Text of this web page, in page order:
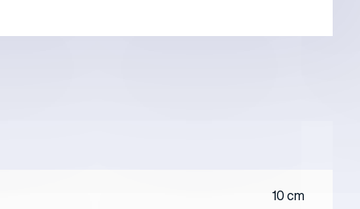
10 cm